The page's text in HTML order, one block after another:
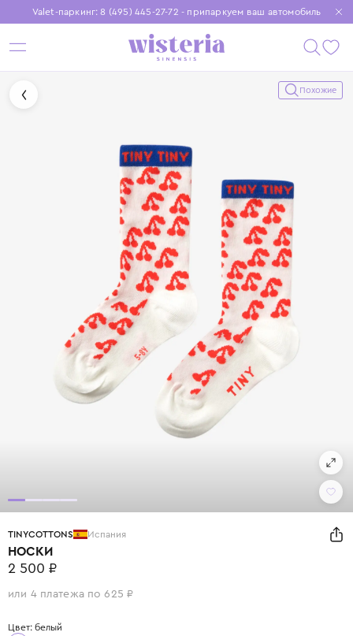
Valet-паркинг: 8 (495) 445-27-72 - припаркуем ваш автомобиль
Бесплатная доставка при заказе от 15 000 ₽
Установите приложение, чтобы покупки были еще удобнее
Похожие
TINYCOTTONS Испания
НОСКИ
2 500 ₽
или 4 платежа по 625 ₽
Цвет: белый